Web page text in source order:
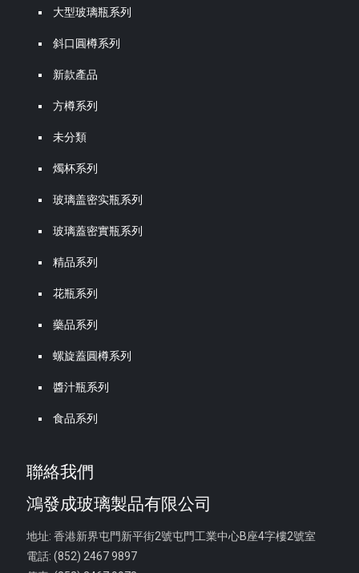
大型玻璃瓶系列
斜口圓樽系列
新款產品
方樽系列
未分類
燭杯系列
玻璃盖密实瓶系列
玻璃蓋密實瓶系列
精品系列
花瓶系列
藥品系列
螺旋蓋圓樽系列
醬汁瓶系列
食品系列
聯絡我們
鴻發成玻璃製品有限公司
地址: 香港新界屯門新平街2號屯門工業中心B座4字樓2號室
電話: (852) 2467 9897